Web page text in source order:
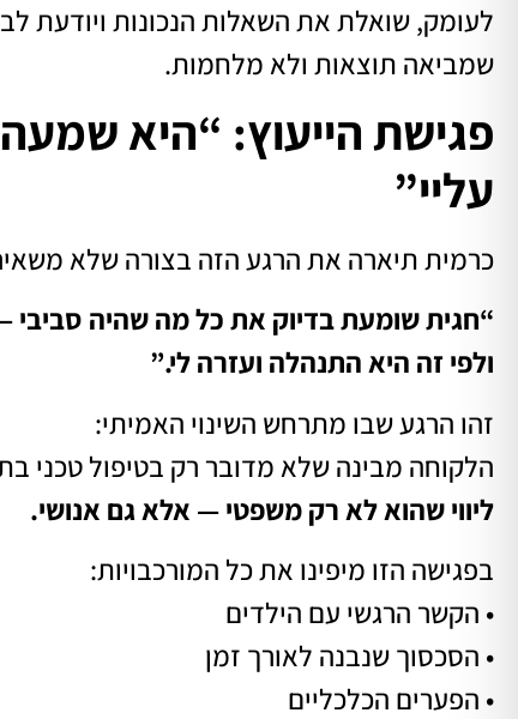
לעומק, שואלת את השאלות הנכונות ויודעת
שמביאה תוצאות ולא מלחמות.
פגישת הייעוץ: “היא
עליי”
כרמית תיארה את הרגע הזה בצורה שלא
“חגית שומעת בדיוק את כל מה שהיה סביבי
ולפי זה היא התנהלה ועזרה לי.”
זהו הרגע שבו מתרחש השינוי האמיתי:
הלקוחה מבינה שלא מדובר רק בטיפול טכני
ליווי שהוא לא רק משפטי — אלא גם אנושי.
בפגישה הזו מיפינו את כל המורכבויות:
• הקשר הרגשי עם הילדים
• הסכסוך שנבנה לאורך זמן
• הפערים הכלכליים